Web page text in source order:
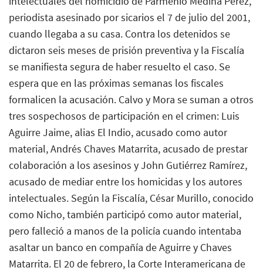
periodista asesinado por sicarios el 7 de julio del 2001,
cuando llegaba a su casa. Contra los detenidos se
dictaron seis meses de prisión preventiva y la Fiscalía
se manifiesta segura de haber resuelto el caso. Se
espera que en las próximas semanas los fiscales
formalicen la acusación. Calvo y Mora se suman a otros
tres sospechosos de participación en el crimen: Luis
Aguirre Jaime, alias El Indio, acusado como autor
material, Andrés Chaves Matarrita, acusado de prestar
colaboración a los asesinos y John Gutiérrez Ramírez,
acusado de mediar entre los homicidas y los autores
intelectuales. Según la Fiscalía, César Murillo, conocido
como Nicho, también participó como autor material,
pero falleció a manos de la policía cuando intentaba
asaltar un banco en compañía de Aguirre y Chaves
Matarrita. El 20 de febrero, la Corte Interamericana de